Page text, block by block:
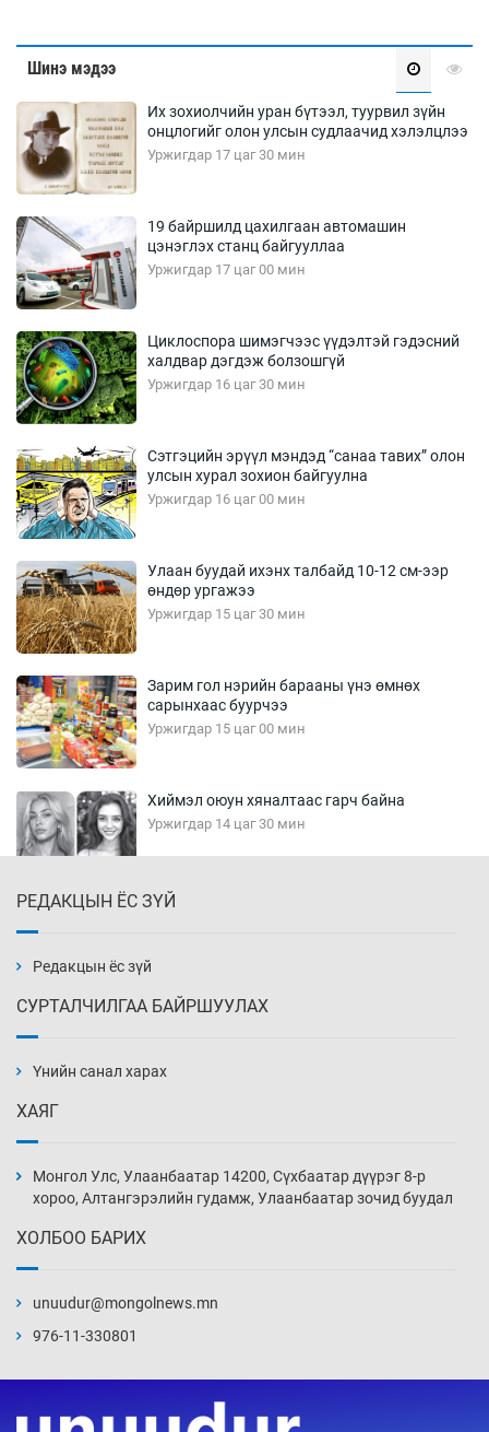
Шинэ мэдээ
Их зохиолчийн уран бүтээл, туурвил зүйн
онцлогийг олон улсын судлаачид хэлэлцлээ
Уржигдар 17 цаг 30 мин
19 байршилд цахилгаан автомашин
цэнэглэх станц байгууллаа
Уржигдар 17 цаг 00 мин
Циклоспора шимэгчээс үүдэлтэй гэдэсний
халдвар дэгдэж болзошгүй
Уржигдар 16 цаг 30 мин
Сэтгэцийн эрүүл мэндэд “санаа тавих” олон
улсын хурал зохион байгуулна
Уржигдар 16 цаг 00 мин
Улаан буудай ихэнх талбайд 10-12 см-ээр
өндөр ургажээ
Уржигдар 15 цаг 30 мин
Зарим гол нэрийн барааны үнэ өмнөх
сарынхаас буурчээ
Уржигдар 15 цаг 00 мин
Хиймэл оюун хяналтаас гарч байна
Уржигдар 14 цаг 30 мин
Уржигдар 14 цаг 00 мин
нэмэгджээ
Уржигдар 13 цаг 30 мин
Уржигдар 13 цаг 00 мин
Уржигдар 12 цаг 30 мин
РЕДАКЦЫН ЁС ЗҮЙ
Редакцын ёс зүй
СУРТАЛЧИЛГАА БАЙРШУУЛАХ
Үнийн санал харах
ХАЯГ
Монгол Улс, Улаанбаатар 14200, Сүхбаатар дүүрэг 8-р
хороо, Алтангэрэлийн гудамж, Улаанбаатар зочид буудал
ХОЛБОО БАРИХ
unuudur@mongolnews.mn
976-11-330801